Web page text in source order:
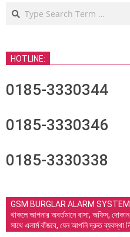
Search
HOTLINE:
0185-3330344
0185-3330346
0185-3330338
GSM BURGLAR ALARM SYSTEM –
থাকলে আপনার অবর্তমানে বাসা, অফিস,
সাথে এলার্ম বাঁজবে, যেন আপনি দ্রুত ব্যবস্থা